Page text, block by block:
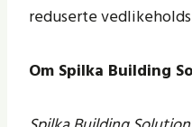
reduserte
Om Spilka Building